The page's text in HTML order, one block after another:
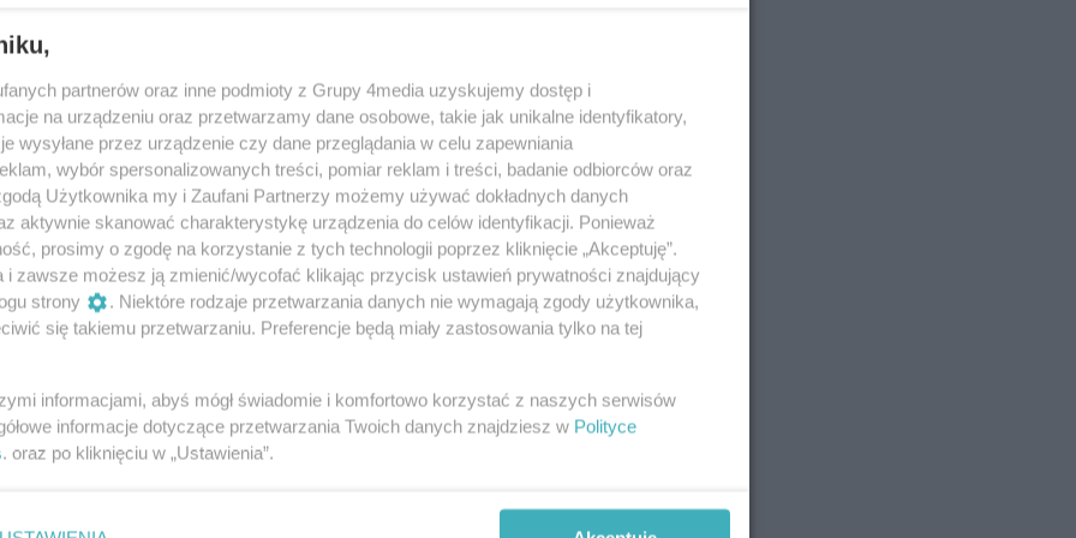
Lista jest otwarta
podpisały porozumienie, tym samym
pamiątki
które trafią do Radomskiej Galerii Sportu.
w Radomskim Centrum Sportu, które
63.
od Radomian Razem
członkowie stowarzyszenia Radomianie Razem
dzieciom, znajdującym się w Domu
przy ul. Zagłoby 3.
partnerów oraz inne podmioty z Grupy 4media uzyskujemy dostęp i
na urządzeniu oraz przetwarzamy dane osobowe, takie jak unikalne identyfikatory,
wysyłane przez urządzenie czy dane przeglądania w celu zapewniania
wybór spersonalizowanych treści, pomiar reklam i treści, badanie odbiorców oraz
Użytkownika my i Zaufani Partnerzy możemy używać dokładnych danych
aktywnie skanować charakterystykę urządzenia do celów identyfikacji. Ponieważ
prosimy o zgodę na korzystanie z tych technologii poprzez kliknięcie „Akceptuję”.
i zawsze możesz ją zmienić/wycofać klikając przycisk ustawień prywatności znajdujący
strony
. Niektóre rodzaje przetwarzania danych nie wymagają zgody użytkownika,
się takiemu przetwarzaniu. Preferencje będą miały zastosowania tylko na tej
informacjami, abyś mógł świadomie i komfortowo korzystać z naszych serwisów
informacje dotyczące przetwarzania Twoich danych znajdziesz w Polityce
. oraz po kliknięciu w „Ustawienia”.